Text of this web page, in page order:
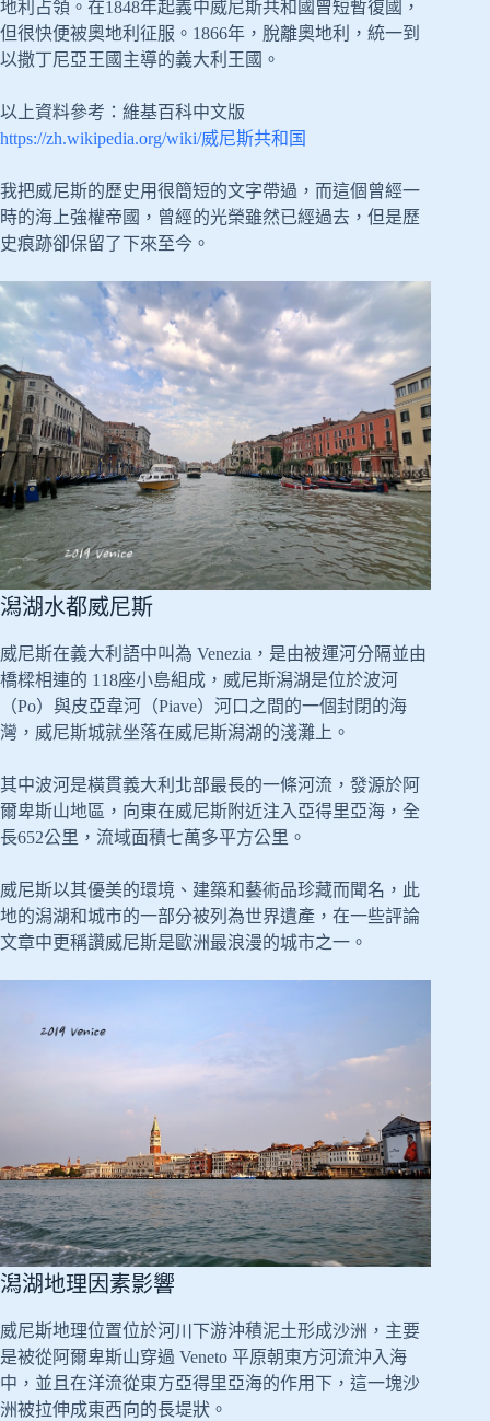
地利占領。在1848年起義中威尼斯共和國曾短暫復國，
但很快便被奧地利征服。1866年，脫離奧地利，統一到
以撒丁尼亞王國主導的義大利王國。
以上資料參考：維基百科中文版
https://zh.wikipedia.org/wiki/威尼斯共和国
我把威尼斯的歷史用很簡短的文字帶過，而這個曾經一
時的海上強權帝國，曾經的光榮雖然已經過去，但是歷
史痕跡卻保留了下來至今。
潟湖水都威尼斯
威尼斯在義大利語中叫為 Venezia，是由被運河分隔並由
橋樑相連的 118座小島組成，威尼斯潟湖是位於波河
（Po）與皮亞韋河（Piave）河口之間的一個封閉的海
灣，威尼斯城就坐落在威尼斯潟湖的淺灘上。
其中波河是橫貫義大利北部最長的一條河流，發源於阿
爾卑斯山地區，向東在威尼斯附近注入亞得里亞海，全
長652公里，流域面積七萬多平方公里。
威尼斯以其優美的環境、建築和藝術品珍藏而聞名，此
地的潟湖和城市的一部分被列為世界遺產，在一些評論
文章中更稱讚威尼斯是歐洲最浪漫的城市之一。
潟湖地理因素影響
威尼斯地理位置位於河川下游沖積泥土形成沙洲，主要
是被從阿爾卑斯山穿過 Veneto 平原朝東方河流沖入海
中，並且在洋流從東方亞得里亞海的作用下，這一塊沙
洲被拉伸成東西向的長堤狀。